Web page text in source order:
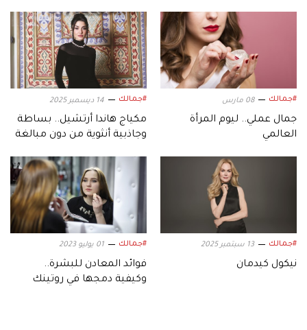
#جمالك 08 مارس
جمال عملي.. ليوم المرأة
العالمي
#جمالك 14 ديسمبر 2025
مكياج هاندا أرتشيل.. بساطة
وجاذبية أنثوية من دون مبالغة
#جمالك 13 سبتمبر 2025
نيكول كيدمان
#جمالك 01 يوليو 2023
فوائد المعادن للبشرة..
وكيفية دمجها في روتينك